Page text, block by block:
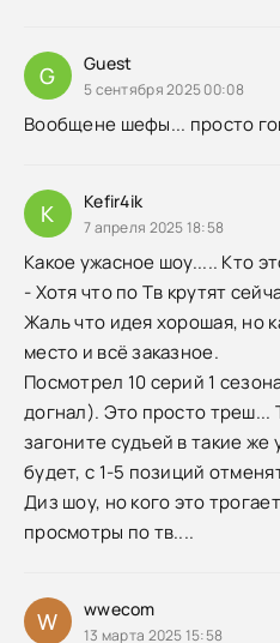
G Guest
5 сентября 2025 00:08
Вообщене шефы... просто
K Kefir4ik
7 апреля 2025 18:58
Какое ужасное шоу..... Кто
- Хотя что по Тв крутят
Жаль что идея хорошая, но
место и всё заказное.
Посмотрел 10 серий 1
догнал). Это просто треш...
загоните судъей в такие
будет, с 1-5 позиций
Диз шоу, но кого это
просмотры по тв....
W wwecom
13 марта 2025 15:58